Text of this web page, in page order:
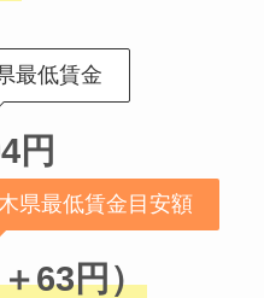
最低賃金
円
県最低賃金目安額
63円）